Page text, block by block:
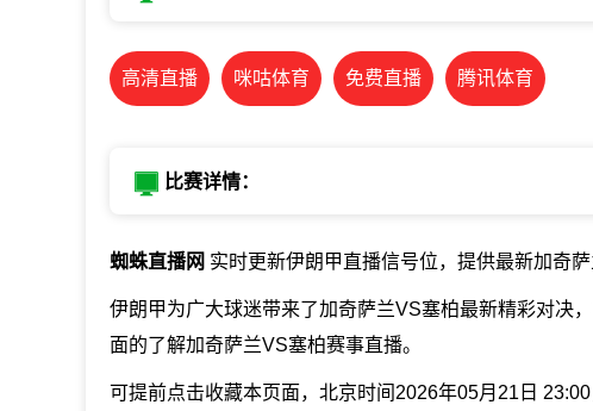
高清直播 咪咕体育 免费直播 腾讯体育
比赛详情：
蜘蛛直播网 实时更新伊朗甲直播信号位，提供最新加奇萨
伊朗甲为广大球迷带来了加奇萨兰VS塞柏最新精彩对决
面的了解加奇萨兰VS塞柏赛事直播。
可提前点击收藏本页面，北京时间2026年05月21日